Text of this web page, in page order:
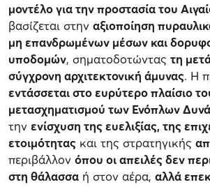
μοντέλο για την προστασία του
βασίζεται στην αξιοποίηση
μη επανδρωμένων μέσων και
υποδομών, σηματοδοτώντας τη
σύγχρονη αρχιτεκτονική άμυνας. Η
εντάσσεται στο ευρύτερο πλαίσιο
μετασχηματισμού των Ενόπλων
την ενίσχυση της ευελιξίας, της
ετοιμότητας και της στρατηγικής
περιβάλλον όπου οι απειλές δεν
στη θάλασσα ή στον αέρα, αλλά